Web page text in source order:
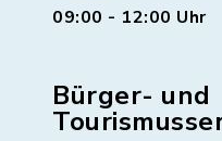
09:00 - 12:00 Uhr
Bürger- und